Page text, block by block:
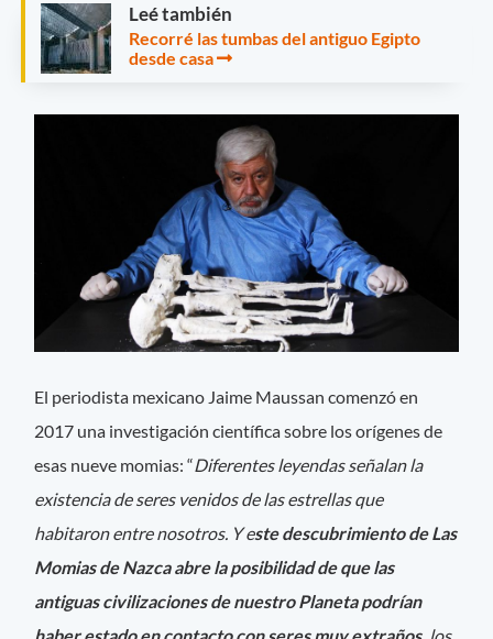
Leé también
Recorré las tumbas del antiguo Egipto
desde casa
El periodista mexicano Jaime Maussan comenzó en
2017 una investigación científica sobre los orígenes de
esas nueve momias: “Diferentes leyendas señalan la
existencia de seres venidos de las estrellas que
habitaron entre nosotros. Y este descubrimiento de Las
Momias de Nazca abre la posibilidad de que las
antiguas civilizaciones de nuestro Planeta podrían
haber estado en contacto con seres muy extraños, los